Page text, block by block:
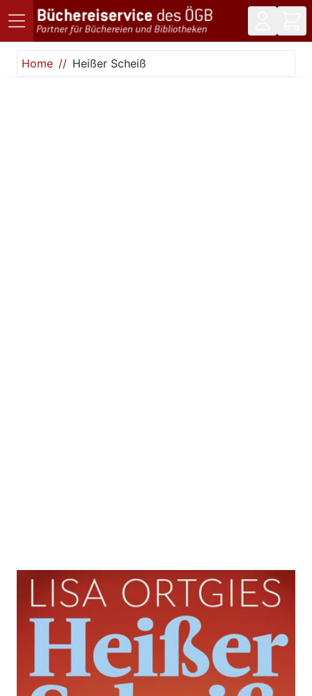
Direkt zum Inhalt
Home
Heißer Scheiß
Heißer Scheiß
Zur Wunschliste hinzufügen
Liebe, Wut und Leben für Fortgeschrittene